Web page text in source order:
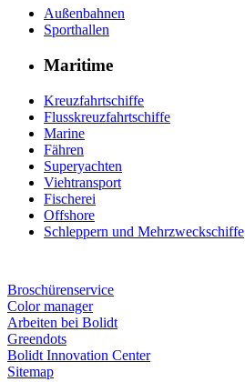
Außenbahnen
Sporthallen
Maritime
Kreuzfahrtschiffe
Flusskreuzfahrtschiffe
Marine
Fähren
Superyachten
Viehtransport
Fischerei
Offshore
Schleppern und Mehrzweckschiffe
Broschürenservice
Color manager
Arbeiten bei Bolidt
Greendots
Bolidt Innovation Center
Sitemap